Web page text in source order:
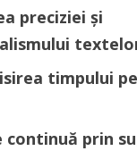
preciziei și
timpului
continuă prin